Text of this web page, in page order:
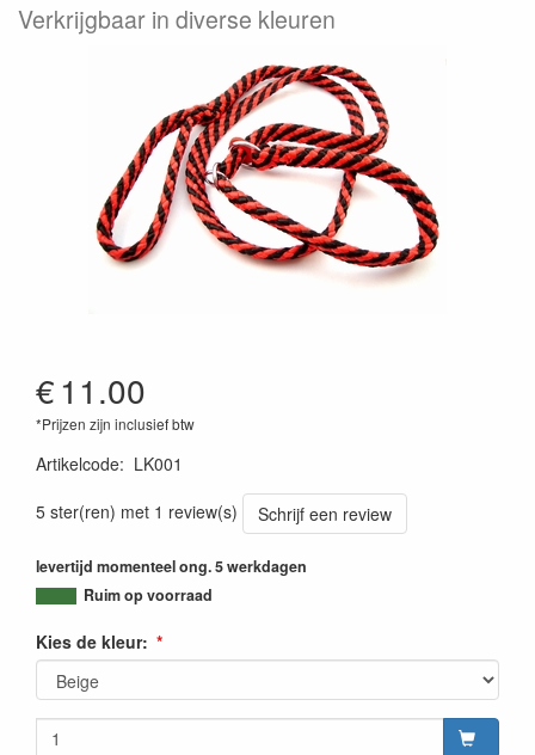
Verkrijgbaar in diverse kleuren
€11.00
*Prijzen zijn inclusief btw
Artikelcode: LK001
5 ster(ren) met 1 review(s)
Schrijf een review
levertijd momenteel ong. 5 werkdagen
Ruim op voorraad
Kies de kleur: